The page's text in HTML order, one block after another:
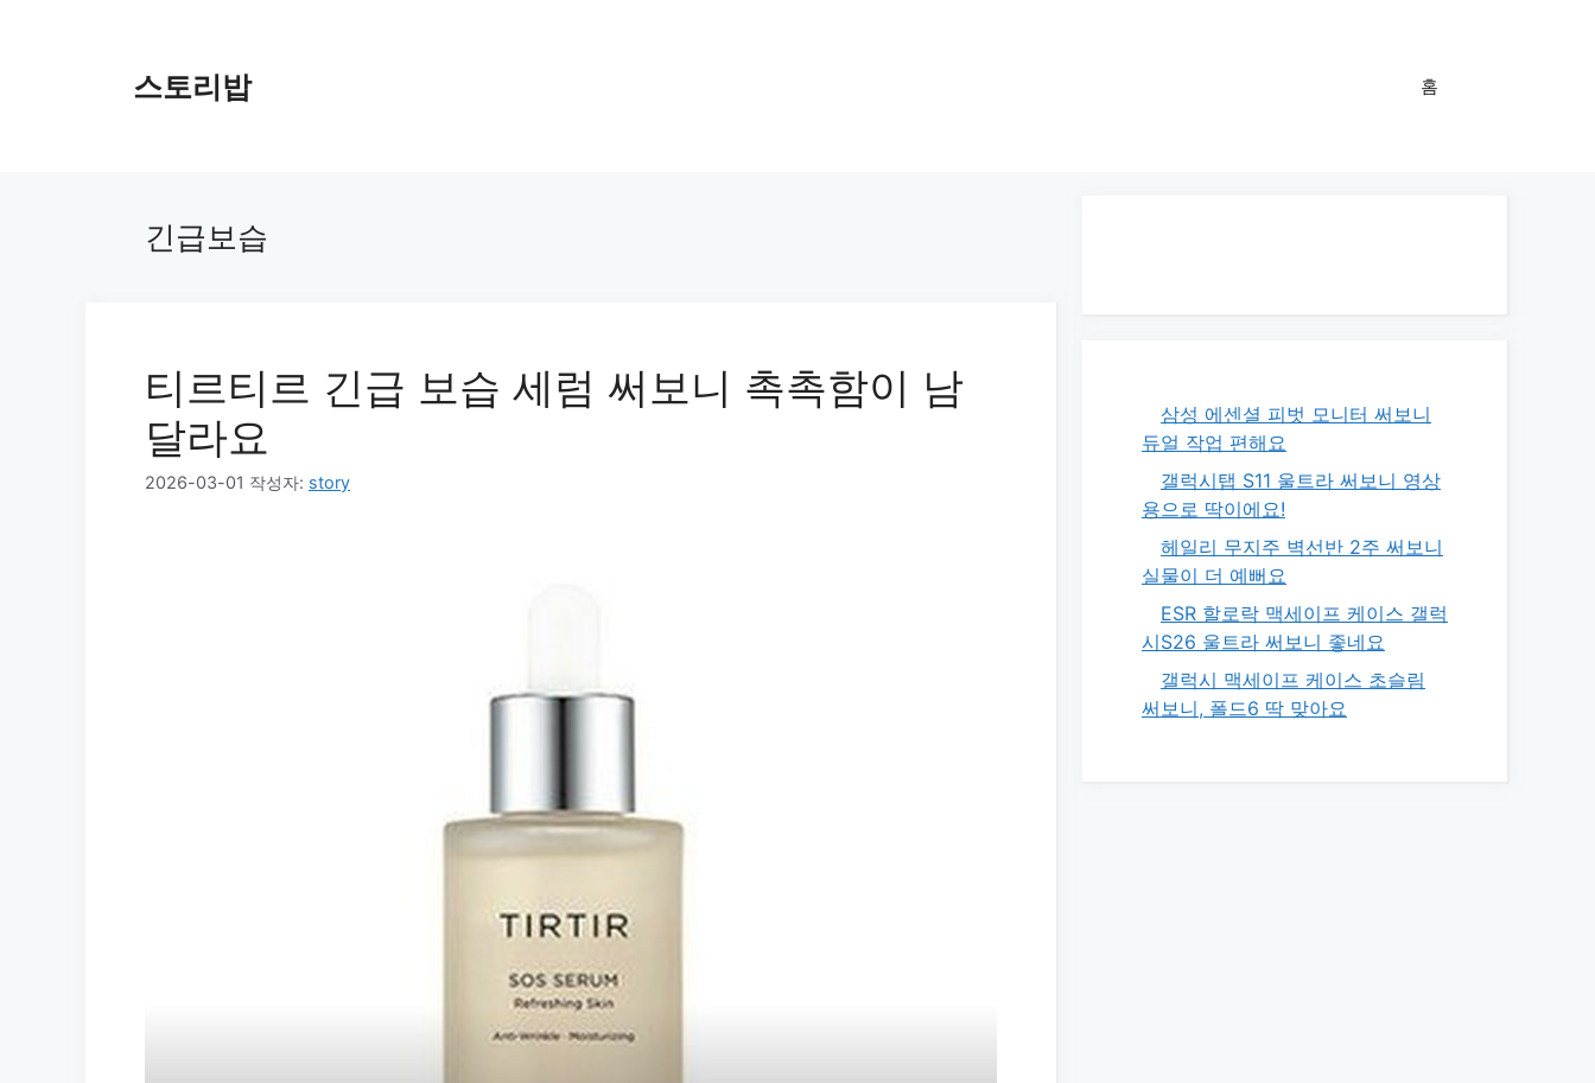
스토리밥 홈
긴급보습
티르티르 긴급 보습 세럼 써보니 촉촉함이 남
달라요
2026-03-01 작성자: story
삼성 에센셜 피벗 모니터 써보니
듀얼 작업 편해요
갤럭시탭 S11 울트라 써보니 영상
용으로 딱이에요!
헤일리 무지주 벽선반 2주 써보니
실물이 더 예뻐요
ESR 할로락 맥세이프 케이스 갤럭
시S26 울트라 써보니 좋네요
갤럭시 맥세이프 케이스 초슬림
써보니, 폴드6 딱 맞아요